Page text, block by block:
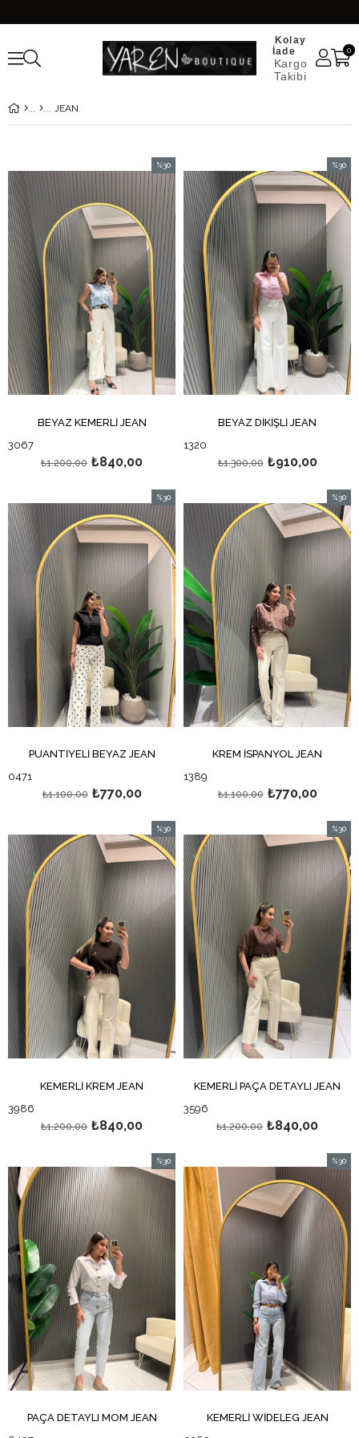
0
Kolay
İade
Kargo
Takibi
JEAN
BEYAZ KEMERLİ JEAN
3067
₺840,00
₺1.200,00
%30
İndirim
%30İndirim
BEYAZ DİKİŞLİ JEAN
1320
₺910,00
₺1.300,00
%30
İndirim
PUANTİYELİ BEYAZ JEAN
0471
₺770,00
₺1.100,00
%30
İndirim
%30İndirim
KREM İSPANYOL JEAN
1389
₺770,00
₺1.100,00
%30
İndirim
KEMERLİ KREM JEAN
3986
₺840,00
₺1.200,00
%30
İndirim
%30İndirim
KEMERLİ PAÇA DETAYLI JEAN
3596
₺840,00
₺1.200,00
%30
İndirim
PAÇA DETAYLI MOM JEAN
%30
İndirim
%30İndirim
KEMERLİ WİDELEG JEAN
%30
İndirim